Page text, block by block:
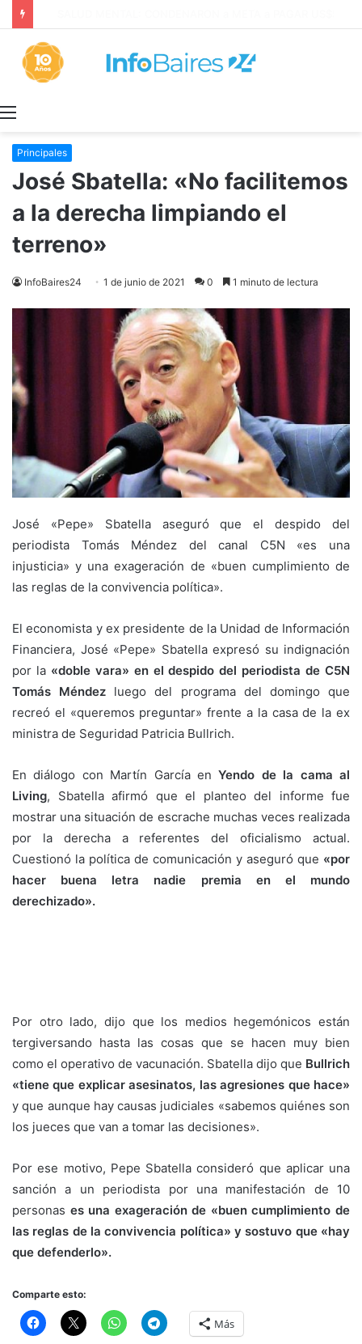
Principales
José Sbatella: «No facilitemos
a la derecha limpiando el
terreno»
InfoBaires24 1 de junio de 2021 0 1 minuto de lectura
José «Pepe» Sbatella aseguró que el despido del
periodista Tomás Méndez del canal C5N «es una
injusticia» y una exageración de «buen cumplimiento de
las reglas de la convivencia política».
El economista y ex presidente de la Unidad de Información
Financiera, José «Pepe» Sbatella expresó su indignación
por la «doble vara» en el despido del periodista de C5N
Tomás Méndez luego del programa del domingo que
recreó el «queremos preguntar» frente a la casa de la ex
ministra de Seguridad Patricia Bullrich.
En diálogo con Martín García enYendo de la cama al
Living, Sbatella afirmó que el planteo del informe fue
mostrar una situación de escrache muchas veces realizada
por la derecha a referentes del oficialismo actual.
Cuestionó la política de comunicación y aseguró que «por
hacer buena letra nadie premia en el mundo
derechizado».
Por otro lado, dijo que los medios hegemónicos están
tergiversando hasta las cosas que se hacen muy bien
como el operativo de vacunación. Sbatella dijo que Bullrich
«tiene que explicar asesinatos, las agresiones que hace»
y que aunque hay causas judiciales «sabemos quiénes son
los jueces que van a tomar las decisiones».
Por ese motivo, Pepe Sbatella consideró que aplicar una
sanción a un periodista por una manifestación de 10
personas es una exageración de «buen cumplimiento de
las reglas de la convivencia política» y sostuvo que «hay
que defenderlo».
Comparte esto:
Más